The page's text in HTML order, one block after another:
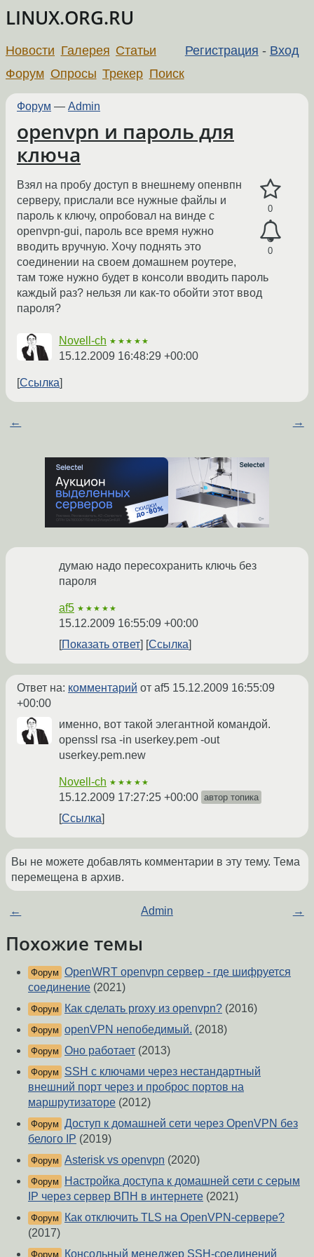
LINUX.ORG.RU
Регистрация - Вход
Новости Галерея Статьи
Форум Опросы Трекер Поиск
Форум — Admin
openvpn и пароль для
ключа
0
0
Взял на пробу доступ в внешнему опенвпн
серверу, прислали все нужные файлы и
пароль к ключу, опробовал на винде с
openvpn-gui, пароль все время нужно
вводить вручную. Хочу поднять это
соединении на своем домашнем роутере,
там тоже нужно будет в консоли вводить пароль
каждый раз? нельзя ли как-то обойти этот ввод
пароля?
Novell-ch ★★★★★
15.12.2009 16:48:29 +00:00
Ссылка
← →
думаю надо пересохранить ключь без
пароля
af5 ★★★★★
15.12.2009 16:55:09 +00:00
Показать ответ
Ссылка
Ответ на: комментарий от af5 15.12.2009 16:55:09
+00:00
именно, вот такой элегантной командой.
openssl rsa -in userkey.pem -out
userkey.pem.new
Novell-ch ★★★★★
15.12.2009 17:27:25 +00:00 автор топика
Ссылка
Вы не можете добавлять комментарии в эту тему. Тема
перемещена в архив.
← Admin →
Похожие темы
Форум OpenWRT openvpn сервер - где шифруется
соединение (2021)
Форум Как сделать proxy из openvpn? (2016)
Форум openVPN непобедимый. (2018)
Форум Оно работает (2013)
Форум
SSH с ключами через нестандартный
внешний порт через и проброс портов на
маршрутизаторе (2012)
Форум Доступ к домашней сети через OpenVPN без
белого IP (2019)
Форум Asterisk vs openvpn (2020)
Форум
Настройка доступа к домашней сети с серым
IP через сервер ВПН в интернете (2021)
Форум
Как отключить TLS на OpenVPN-сервере?
(2017)
Форум Консольный менеджер SSH-соединений